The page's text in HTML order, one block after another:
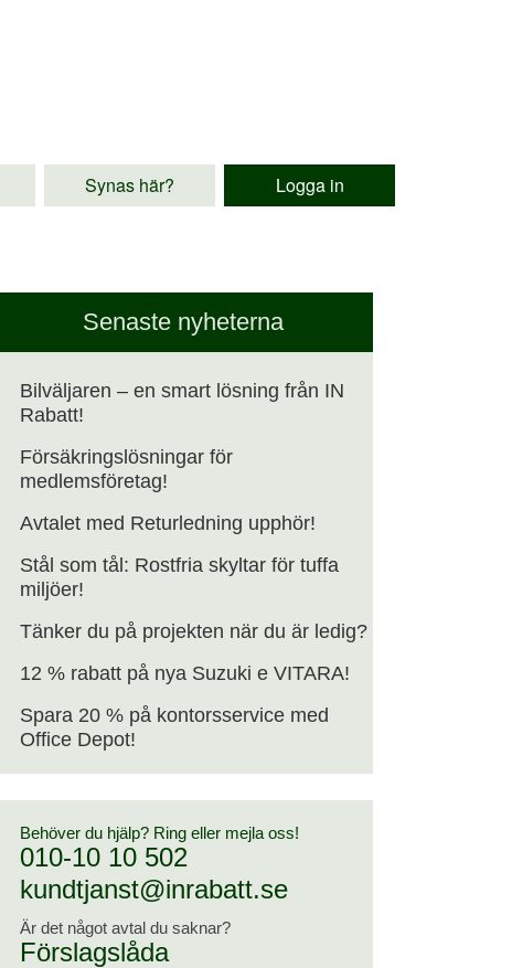
Synas här? Logga in
Senaste nyheterna
Bilväljaren – en smart lösning från IN
Rabatt!
Försäkringslösningar för
medlemsföretag!
Avtalet med Returledning upphör!
Stål som tål: Rostfria skyltar för tuffa
miljöer!
Tänker du på projekten när du är ledig?
12 % rabatt på nya Suzuki e VITARA!
Spara 20 % på kontorsservice med
Office Depot!
Behöver du hjälp? Ring eller mejla oss!
010-10 10 502
kundtjanst@inrabatt.se
Är det något avtal du saknar?
Förslagslåda